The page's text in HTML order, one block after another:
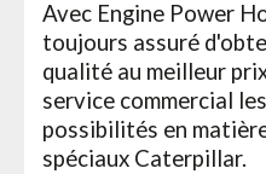
Avec Engine Power
toujours assuré
qualité au meilleur
service commercial
possibilités en
spéciaux Caterpillar.